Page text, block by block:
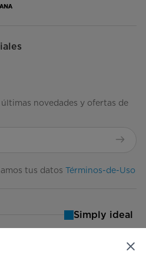
novedades y ofertas de
tus datos Términos-de-Uso
Simply ideal
Todos los Derechos Reservados.